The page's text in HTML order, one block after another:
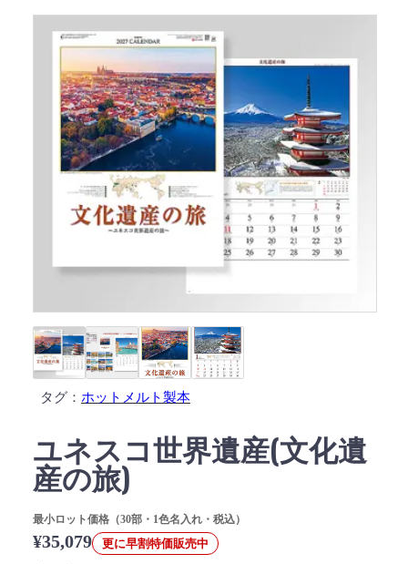
タグ： ホットメルト製本
ユネスコ世界遺産(文化遺
産の旅)
最小ロット価格（30部・1色名入れ・税込）
¥35,079 更に早割特価販売中